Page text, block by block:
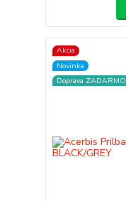
Akcia
Novinka
Doprava ZADARMO